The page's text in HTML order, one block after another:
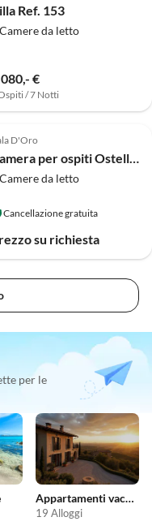
Ref. 153
da letto
€
/ 7 Notti
D'Oro
Camera per ospiti Ostello Talamanca Camera Tripla
da letto
Cancellazione gratuita
su richiesta
per le
Appartamenti vacanze economici
19 Alloggi